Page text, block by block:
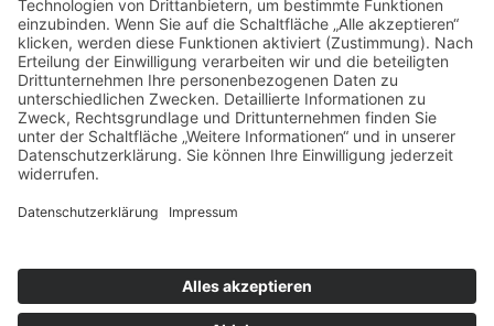
Königstr. 3A
14109 Berlin
Tel: +49 30 805 35 58
KONTAKT|IMPRESSUM|DATENSCHUTZ